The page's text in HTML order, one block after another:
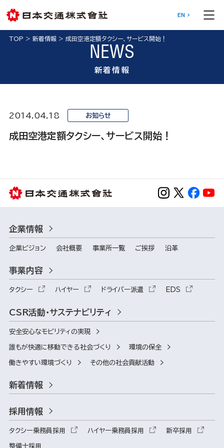
EN
TOP > 新着情報> 成田空港定額タクシー、サービス開始！
NEWS
新着情報
2014.04.18 お知らせ
成田空港定額タクシー、サービス開始！
企業情報
企業ビジョン 会社概要 事業所一覧 ご挨拶 沿革
事業内容
タクシー ハイヤー ドライバー派遣 EDS
CSR活動・サステナビリティ
安全安心なモビリティの実現
誰もが快適に移動できる社会づくり 環境の保全
働きやすい環境づくり その他の社会貢献活動
新着情報
採用情報
タクシー乗務員採用 ハイヤー乗務員採用 新卒採用
整備士採用